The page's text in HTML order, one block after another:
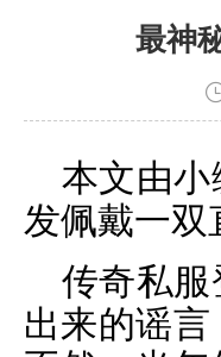
最神
本文由
发佩戴一双
传奇私
出来的谣